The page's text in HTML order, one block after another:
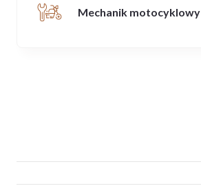
Mechanik motocyklowy